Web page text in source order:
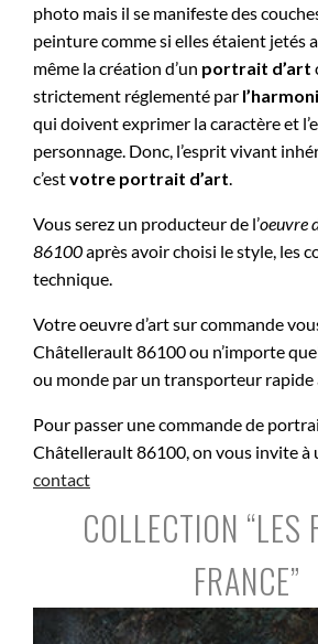
photo mais il se manifeste des
peinture comme si elles étaient jetés
même la création d’un portrait d’art
strictement réglementé par
qui doivent exprimer la caractère et
personnage. Donc, l’esprit vivant
c’estvotre portrait d’art.
Vous serez un producteur de l’oeuvre
86100après avoir choisi le style, les
technique.
Votre oeuvre d’art sur commande
Châtellerault 86100 ou n’importe
ou monde par un transporteur rapide
Pour passer une commande de
Châtellerault 86100, on vous invite à
contact
COLLECTION “LES
FRANCE”